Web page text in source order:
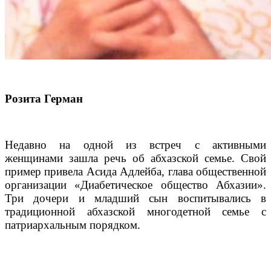
Розита Герман
Недавно на одной из встреч с активными
женщинами зашла речь об абхазской семье. Свой
пример привела Асида Адлейба, глава общественной
организации «Диабетическое общество Абхазии».
Три дочери и младший сын воспитывались в
традиционной абхазской многодетной семье с
патриархальным порядком.